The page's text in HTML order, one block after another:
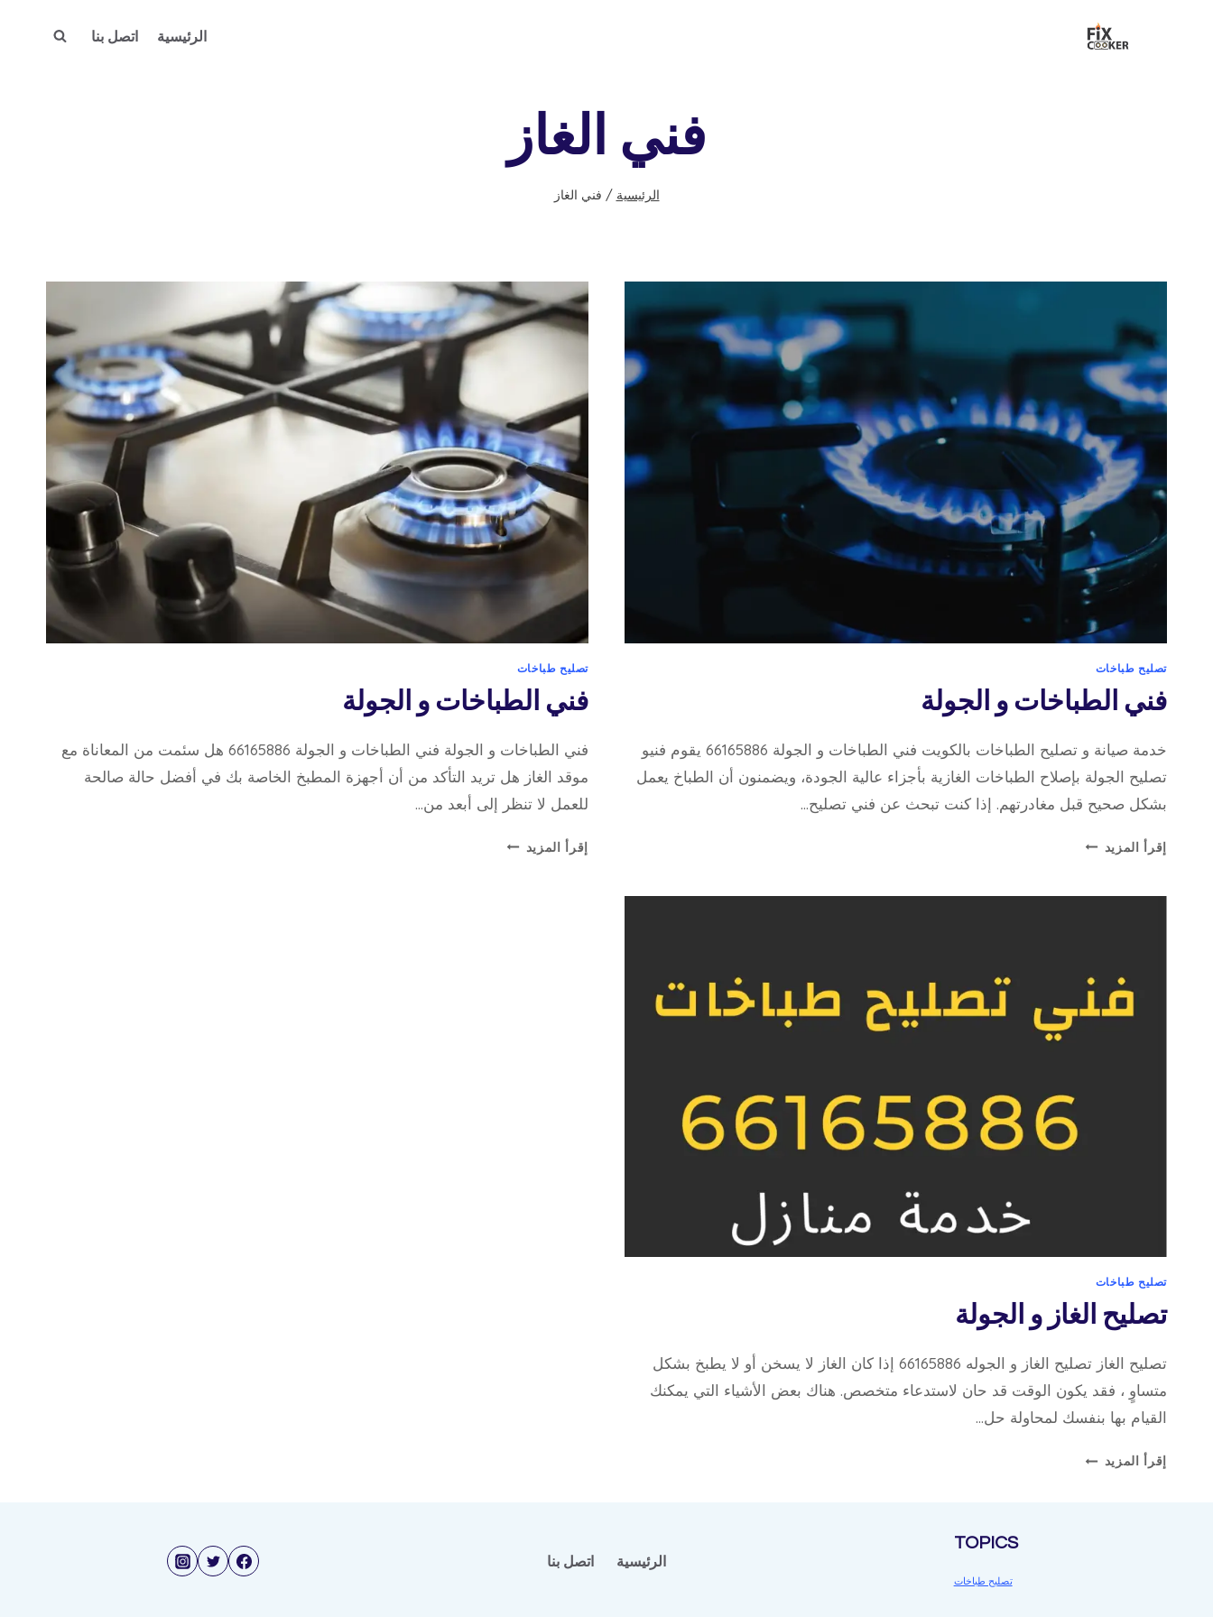
الرئيسية اتصل بنا
فني الغاز
الرئيسية / فني الغاز
تصليح طباخات
فني الطباخات و الجولة
خدمة صيانة و تصليح الطباخات بالكويت فني الطباخات و الجولة 66165886 يقوم فنيو
تصليح الجولة بإصلاح الطباخات الغازية بأجزاء عالية الجودة، ويضمنون أن الطباخ يعمل
بشكل صحيح قبل مغادرتهم. إذا كنت تبحث عن فني تصليح…
إقرأ المزيد فني
تصليح طباخات
فني الطباخات و الجولة
فني الطباخات و الجولة فني الطباخات و الجولة 66165886 هل سئمت من المعاناة مع
موقد الغاز هل تريد التأكد من أن أجهزة المطبخ الخاصة بك في أفضل حالة صالحة
للعمل لا تنظر إلى أبعد من…
إقرأ المزيد فني
تصليح طباخات
تصليح الغاز و الجولة
تصليح الغاز تصليح الغاز و الجوله 66165886 إذا كان الغاز لا يسخن أو لا يطبخ بشكل
متساوٍ ، فقد يكون الوقت قد حان لاستدعاء متخصص. هناك بعض الأشياء التي يمكنك
القيام بها بنفسك لمحاولة حل…
إقرأ المزيد تصليح
TOPICS
تصليح طباخات
الرئيسية اتصل بنا